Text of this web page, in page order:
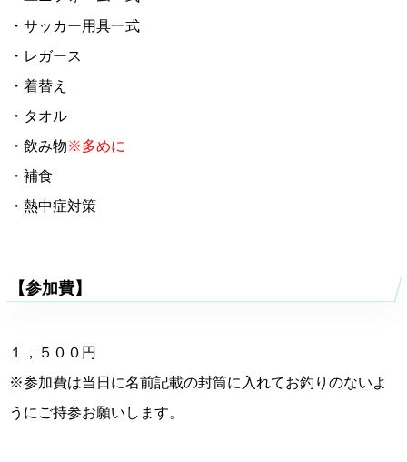
・サッカー用具一式
・レガース
・着替え
・タオル
・飲み物※多めに
・補食
・熱中症対策
【参加費】
１，５００円
※参加費は当日に名前記載の封筒に入れてお釣りのないよ
うにご持参お願いします。